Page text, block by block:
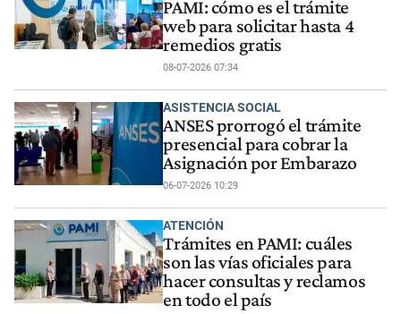
PAMI: cómo es el trámite
web para solicitar hasta 4
remedios gratis
08-07-2026 07:34
ASISTENCIA SOCIAL
ANSES prorrogó el trámite
presencial para cobrar la
Asignación por Embarazo
06-07-2026 10:29
ATENCIÓN
Trámites en PAMI: cuáles
son las vías oficiales para
hacer consultas y reclamos
en todo el país